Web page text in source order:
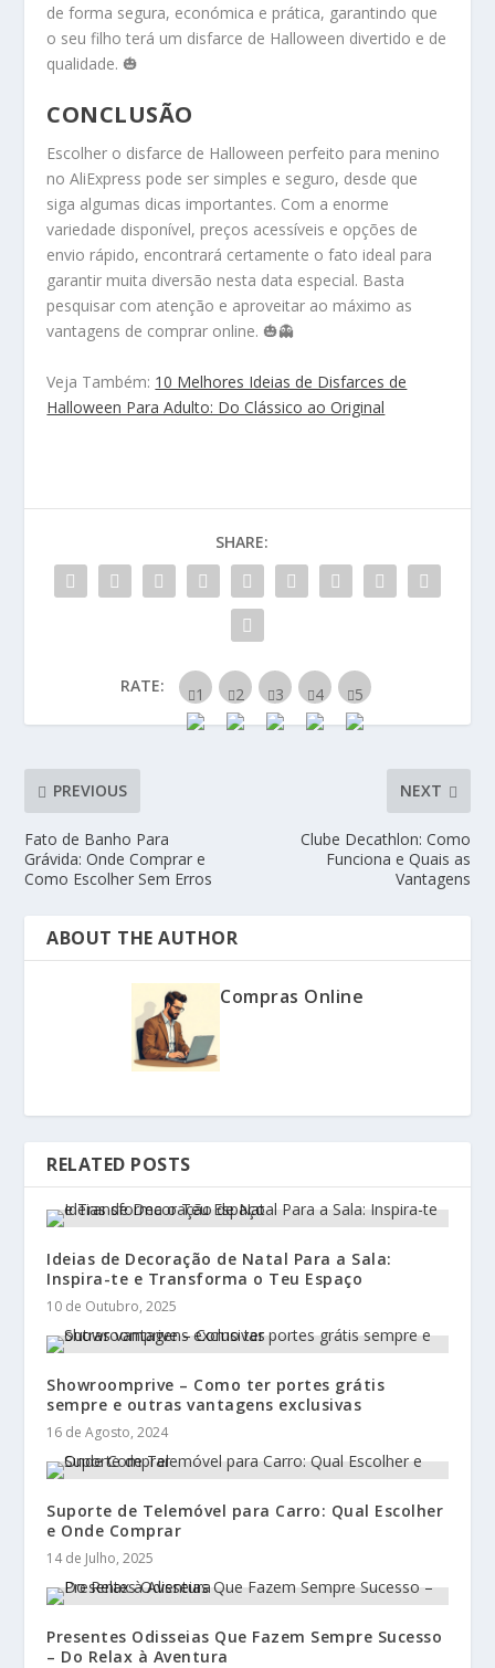
de forma segura, económica e prática, garantindo que
o seu filho terá um disfarce de Halloween divertido e de
qualidade. 🎃
CONCLUSÃO
Escolher o disfarce de Halloween perfeito para menino
no AliExpress pode ser simples e seguro, desde que
siga algumas dicas importantes. Com a enorme
variedade disponível, preços acessíveis e opções de
envio rápido, encontrará certamente o fato ideal para
garantir muita diversão nesta data especial. Basta
pesquisar com atenção e aproveitar ao máximo as
vantagens de comprar online. 🎃👻
Veja Também: 10 Melhores Ideias de Disfarces de
Halloween Para Adulto: Do Clássico ao Original
SHARE:
RATE:
PREVIOUS
Fato de Banho Para
Grávida: Onde Comprar e
Como Escolher Sem Erros
NEXT
Clube Decathlon: Como
Funciona e Quais as
Vantagens
ABOUT THE AUTHOR
Compras Online
RELATED POSTS
Ideias de Decoração de Natal Para a Sala:
Inspira-te e Transforma o Teu Espaço
10 de Outubro, 2025
Showroomprive – Como ter portes grátis
sempre e outras vantagens exclusivas
16 de Agosto, 2024
Suporte de Telemóvel para Carro: Qual Escolher
e Onde Comprar
14 de Julho, 2025
Presentes Odisseias Que Fazem Sempre Sucesso
– Do Relax à Aventura